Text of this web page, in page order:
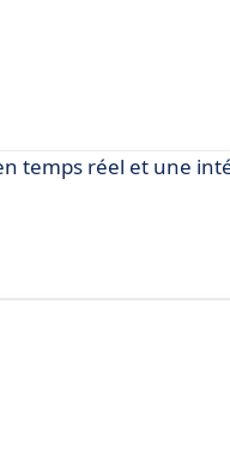
temps réel et une